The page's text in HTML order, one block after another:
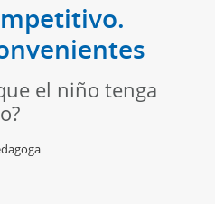
el niño tenga